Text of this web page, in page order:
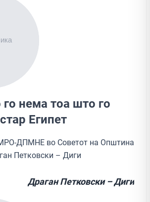
нема тоа што го
Египет
ДПМНЕ во Советот на Општина
Петковски – Диги
Драган Петковски – Диги